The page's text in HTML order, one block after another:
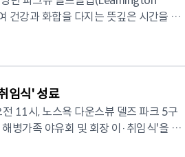
며 관
으로 하면 된다. 한
맞아 한국과 캐나다를 잇는 문화의 다
서 열리는 한·캐 문화예술 국제교류
음악 세계를 선보였다. 공연의 또
과 함께한 협연이었다. BTS의 'Swim',
했다. 객석을 가득 메운 관객들은 노래
의 대미는 지휘를 맡
Korean Folk Songs)'가 장식했다. 웅장
'한얼놀이꾼'의 신명 나는 사물놀이가
와 순국선열에 대한 묵념이 진행됐으
위기를 숙연하게 만들었다. 이영순
회였으나, 오래간만에 반가운 얼굴들과
눌 수 있는 모임을 지속해서 만들어 나
적극 참여하고 있다"며 "이영순 회장
뜻깊게 생각한다"고 전했다. 이어진
연주되어 야외 공원을 클래식 선율로 물
건강과 화합을 다지는 뜻깊은 시간을 가
. 참가자들은 밸리 코스
강과 우정을 동시에 다지는 뜻깊은 시간
어(OZ Tour) 여행상품권 등 다양한 경품
임식' 성료
11시, 노스욕 다운스뷰 델즈 파크 5구
병가족 야유회 및 회장 이·취임식'을 성
간을 가졌다. 이날 행사에는